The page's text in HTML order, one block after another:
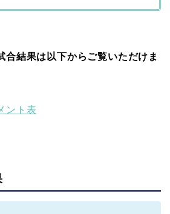
合結果は以下からご覧いただけま
ント表